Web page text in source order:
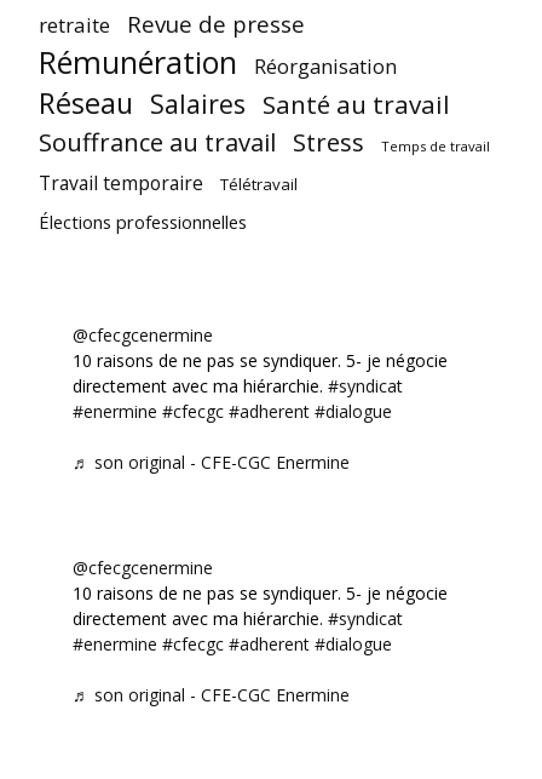
retraite Revue de presse
Rémunération Réorganisation
Réseau Salaires Santé au travail
Souffrance au travail Stress Temps de travail
Travail temporaire Télétravail
Élections professionnelles
@cfecgcenermine
10 raisons de ne pas se syndiquer. 5- je négocie
directement avec ma hiérarchie. #syndicat
#enermine #cfecgc #adherent #dialogue
♬ son original - CFE-CGC Enermine
@cfecgcenermine
10 raisons de ne pas se syndiquer. 5- je négocie
directement avec ma hiérarchie. #syndicat
#enermine #cfecgc #adherent #dialogue
♬ son original - CFE-CGC Enermine